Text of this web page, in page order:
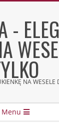
-
NA WESELE
Menu